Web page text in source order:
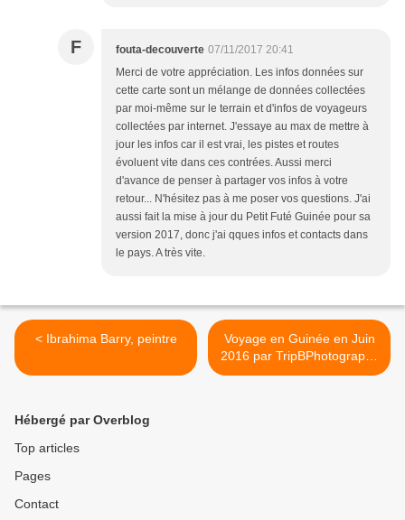
F fouta-decouverte 07/11/2017 20:41
Merci de votre appréciation. Les infos données sur
cette carte sont un mélange de données collectées
par moi-même sur le terrain et d'infos de voyageurs
collectées par internet. J'essaye au max de mettre à
jour les infos car il est vrai, les pistes et routes
évoluent vite dans ces contrées. Aussi merci
d'avance de penser à partager vos infos à votre
retour... N'hésitez pas à me poser vos questions. J'ai
aussi fait la mise à jour du Petit Futé Guinée pour sa
version 2017, donc j'ai qques infos et contacts dans
le pays. A très vite.
< Ibrahima Barry, peintre
Voyage en Guinée en Juin
2016 par TripBPhotography
>
Hébergé par Overblog
Top articles
Pages
Contact